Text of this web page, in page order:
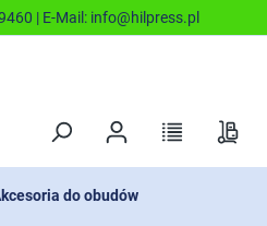
| E-Mail: info@hilpress.pl
do obudów